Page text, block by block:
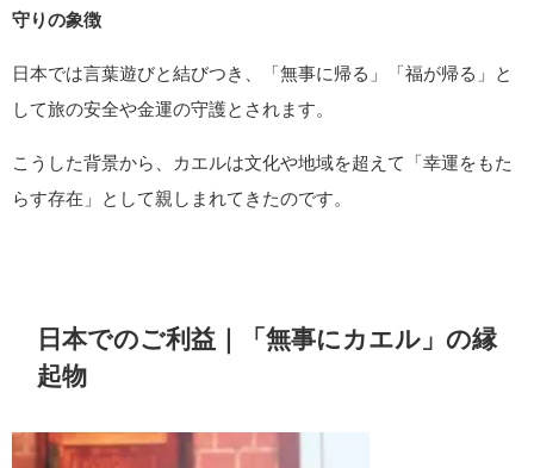
守りの象徴
日本では言葉遊びと結びつき、「無事に帰る」「福が帰る」と
して旅の安全や金運の守護とされます。
こうした背景から、カエルは文化や地域を超えて「幸運をもた
らす存在」として親しまれてきたのです。